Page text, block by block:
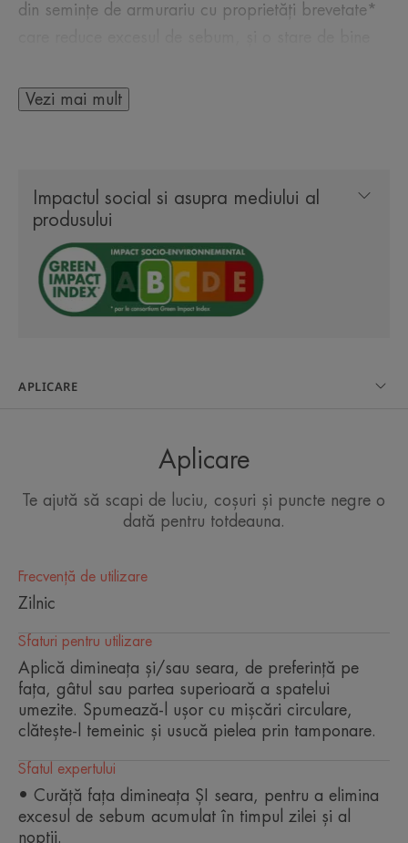
din semințe de armurariu cu proprietăți brevetate*
antiiritantă. Pielea este curată, proaspătă,
nu conține săpun și este foarte bine tolerat de piele.
Formulă biodegradabilă**.
Eficacitatea sa purificatoare și
toleranța foarte bună pentru piele
și ochi îl fac gelul de curățare
indispensabil pentru pielea
Avantaj
Curăță blând pielea, cu o bază de curățare
delicată.
Beneficii
• PURIFICATOR: ușor spumant.
Vezi mai mult
Impactul social si asupra mediului al
produsului
APLICARE
Aplicare
Te ajută să scapi de luciu, coșuri și puncte negre o
dată pentru totdeauna.
Frecvență de utilizare
Zilnic
Sfaturi pentru utilizare
Aplică dimineața și/sau seara, de preferință pe
fața, gâtul sau partea superioară a spatelui
umezite. Spumează-l ușor cu mișcări circulare,
clătește-l temeinic și usucă pielea prin tamponare.
Sfatul expertului
• Curăță fața dimineața ȘI seara, pentru a elimina
excesul de sebum acumulat în timpul zilei și al
nopții.